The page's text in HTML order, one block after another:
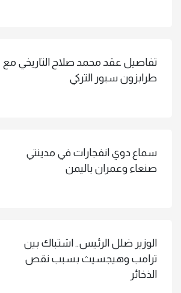
تفاصيل عقد محمد صلاح التاريخي مع
طرابزون سبور التركي
سماع دوي انفجارات في مدينتي
صنعاء وعمران باليمن
الوزير ضلل الرئيس.. اشتباك بين
ترامب وهيجسيث بسبب نقص
الذخائر